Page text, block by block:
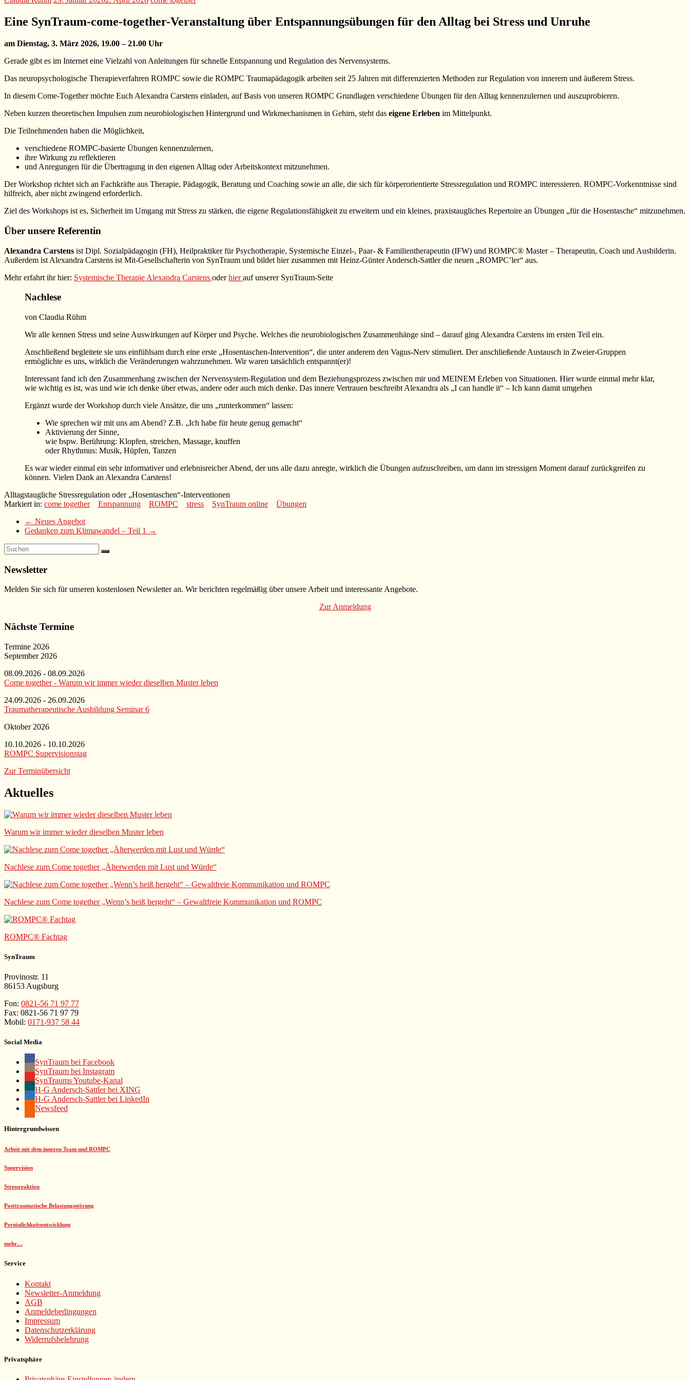
Eine SynTraum-come-together-Veranstaltung über Entspannungsübungen für den Alltag bei Stress und Unruhe
am Dienstag, 3. März 2026, 19.00 – 21.00 Uhr
Gerade gibt es im Internet eine Vielzahl von Anleitungen für schnelle Entspannung und Regulation des Nervensystems.
Das neuropsychologische Therapieverfahren ROMPC sowie die ROMPC Traumapädagogik arbeiten seit 25 Jahren mit differenzierten Methoden zur Regulation von innerem und äußerem Stress.
In diesem Come-Together möchte Euch Alexandra Carstens einladen, auf Basis von unseren ROMPC Grundlagen verschiedene Übungen für den Alltag kennenzulernen und auszuprobieren.
Neben kurzen theoretischen Impulsen zum neurobiologischen Hintergrund und Wirkmechanismen in Gehirn, steht das eigene Erleben im Mittelpunkt.
Die Teilnehmenden haben die Möglichkeit,
verschiedene ROMPC-basierte Übungen kennenzulernen,
ihre Wirkung zu reflektieren
und Anregungen für die Übertragung in den eigenen Alltag oder Arbeitskontext mitzunehmen.
Der Workshop richtet sich an Fachkräfte aus Therapie, Pädagogik, Beratung und Coaching sowie an alle, die sich für körperorientierte Stressregulation und ROMPC interessieren. ROMPC-Vorkenntnisse sind
hilfreich, aber nicht zwingend erforderlich.
Ziel des Workshops ist es, Sicherheit im Umgang mit Stress zu stärken, die eigene Regulationsfähigkeit zu erweitern und ein kleines, praxistaugliches Repertoire an Übungen „für die Hosentasche“ mitzunehmen.
Über unsere Referentin
Alexandra Carstens ist Dipl. Sozialpädagogin (FH), Heilpraktiker für Psychotherapie, Systemische Einzel-, Paar- & Familientherapeutin (IFW) und ROMPC® Master – Therapeutin, Coach und Ausbilderin.
Außerdem ist Alexandra Carstens ist Mit-Gesellschafterin von SynTraum und bildet hier zusammen mit Heinz-Günter Andersch-Sattler die neuen „ROMPC’ler“ aus.
Mehr erfahrt ihr hier: Systemische Therapie Alexandra Carstens oderhierauf unserer SynTraum-Seite
Nachlese
von Claudia Rühm
Wir alle kennen Stress und seine Auswirkungen auf Körper und Psyche. Welches die neurobiologischen Zusammenhänge sind – darauf ging Alexandra Carstens im ersten Teil ein.
Anschließend begleitete sie uns einfühlsam durch eine erste „Hosentaschen-Intervention“, die unter anderem den Vagus-Nerv stimuliert. Der anschließende Austausch in Zweier-Gruppen
ermöglichte es uns, wirklich die Veränderungen wahrzunehmen. Wir waren tatsächlich entspannt(er)!
Interessant fand ich den Zusammenhang zwischen der Nervensystem-Regulation und dem Beziehungsprozess zwischen mir und MEINEM Erleben von Situationen. Hier wurde einmal mehr klar,
wie wichtig es ist, was und wie ich denke über etwas, andere oder auch mich denke. Das innere Vertrauen beschreibt Alexandra als „I can handle it“ – Ich kann damit umgehen
Ergänzt wurde der Workshop durch viele Ansätze, die uns „runterkommen“ lassen:
Wie sprechen wir mit uns am Abend? Z.B. „Ich habe für heute genug gemacht“
Aktivierung der Sinne,
wie bspw. Berührung: Klopfen, streichen, Massage, knuffen
oder Rhythmus: Musik, Hüpfen, Tanzen
Es war wieder einmal ein sehr informativer und erlebnisreicher Abend, der uns alle dazu anregte, wirklich die Übungen aufzuschreiben, um dann im stressigen Moment darauf zurückgreifen zu
können. Vielen Dank an Alexandra Carstens!
Alltagstaugliche Stressregulation oder „Hosentaschen“-Interventionen
Markiert in: come together Entspannung ROMPC stress SynTraum online
Übungen
← Neues Angebot
Gedanken zum Klimawandel – Teil 1 →
Newsletter
Melden Sie sich für unseren kostenlosen Newsletter an. Wir berichten regelmäßig über unsere Arbeit und interessante Angebote.
Zur Anmeldung
Nächste Termine
Termine 2026
September 2026
08.09.2026 - 08.09.2026
Come together - Warum wir immer wieder dieselben Muster leben
24.09.2026 - 26.09.2026
Traumatherapeutische Ausbildung Seminar 6
Oktober 2026
10.10.2026 - 10.10.2026
ROMPC Supervisionstag
Zur Terminübersicht
Aktuelles
Warum wir immer wieder dieselben Muster leben
Nachlese zum Come together „Älterwerden mit Lust und Würde“
Nachlese zum Come together „Wenn’s heiß hergeht“ – Gewaltfreie Kommunikation und ROMPC
ROMPC® Fachtag
SynTraum
Provinostr. 11
86153 Augsburg
Fon: 0821-56 71 97 77
Fax: 0821-56 71 97 79
Mobil: 0171-937 58 44
Social Media
SynTraum bei Facebook
SynTraum bei Instagram
SynTraums Youtube-Kanal
H-G Andersch-Sattler bei XING
H-G Andersch-Sattler bei LinkedIn
Newsfeed
Hintergrundwissen
Arbeit mit dem inneren Team und ROMPC
Supervision
Stressreaktion
Posttraumatische Belastungsstörung
Persönlichkeitsentwicklung
mehr…
Service
Kontakt
Newsletter-Anmeldung
AGB
Anmeldebedingungen
Impressum
Datenschutzerklärung
Widerrufsbelehrung
Privatsphäre